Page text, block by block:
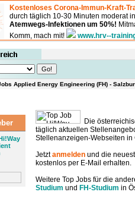
Kostenloses Corona-Immun-Kraft-
durch täglich 10-30 Minuten moderat
Atemwegs-Infektionen um 50%!
Komm, mach mit!
www.hrv--
Applied Energy Engineering (FH) -
Die
täglich aktuellen
Stellenanzeigen-Webseiten in
Jetztanmelden und die
kostenlos per E-Mail erhalten.
Weitere Top Jobs für die
Studium und FH-Studium in